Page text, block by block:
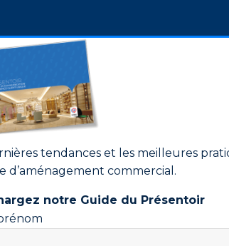
tendances et les meilleures
d’aménagement commercial.
notre Guide du Présentoir